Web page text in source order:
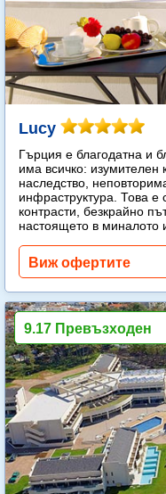
Lucy
Гърция е благодатна и
има всичко: изумителен
наследство,
инфраструктура. Това е
контрасти, безкрайно
настоящето в миналото
стъпите на гръцка
слънцето.
Виж офертите
9.17 Превъзходен